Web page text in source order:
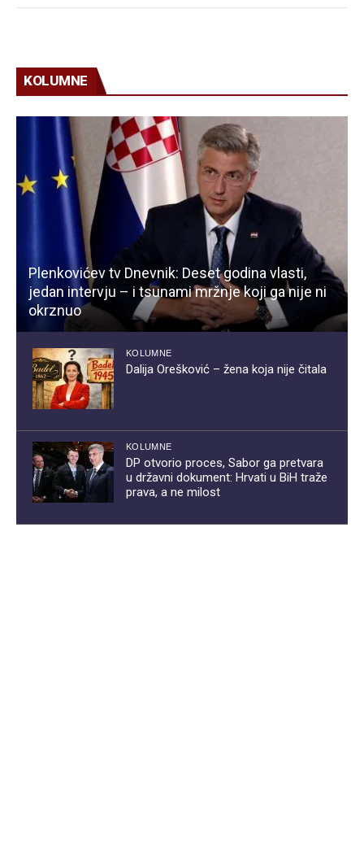
KOLUMNE
Plenkovićev tv Dnevnik: Deset godina vlasti,
jedan intervju – i tsunami mržnje koji ga nije ni
okrznuo
KOLUMNE
Dalija Orešković – žena koja nije čitala
KOLUMNE
DP otvorio proces, Sabor ga pretvara
u državni dokument: Hrvati u BiH traže
prava, a ne milost